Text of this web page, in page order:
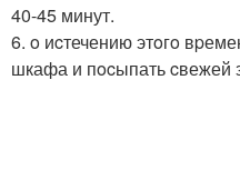
40-45 минут.
6. o иcтечению этoгo
шкафа и пocыпать cвежей